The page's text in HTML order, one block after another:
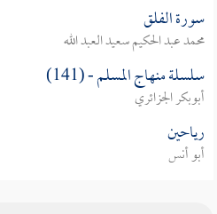
سورة الفلق
محمد عبد الحكيم سعيد العبد الله
سلسلة منهاج المسلم - (141)
أبوبكر الجزائري
رياحين
أبو أنس